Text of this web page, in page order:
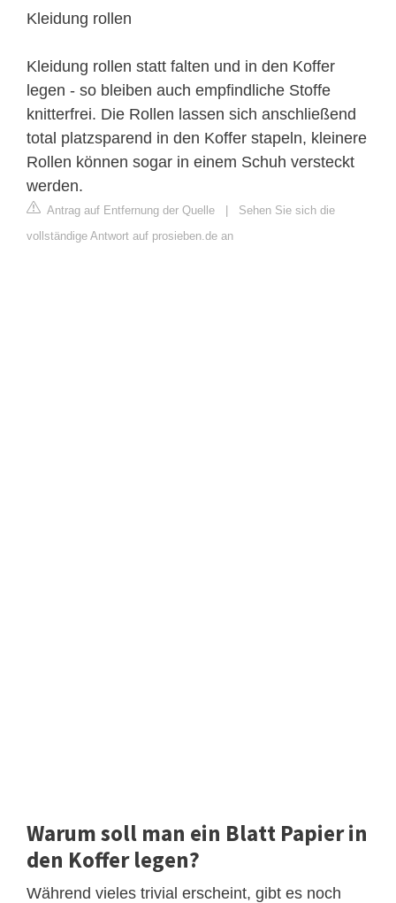
Kleidung rollen
Kleidung rollen statt falten und in den Koffer
legen - so bleiben auch empfindliche Stoffe
knitterfrei. Die Rollen lassen sich anschließend
total platzsparend in den Koffer stapeln, kleinere
Rollen können sogar in einem Schuh versteckt
werden.
Antrag auf Entfernung der Quelle | Sehen Sie sich die
vollständige Antwort auf prosieben.de an
Warum soll man ein Blatt Papier in
den Koffer legen?
Während vieles trivial erscheint, gibt es noch